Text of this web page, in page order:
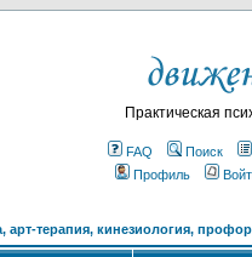
Практическая
FAQ Поиск
Профиль
терапия, кинезиология,